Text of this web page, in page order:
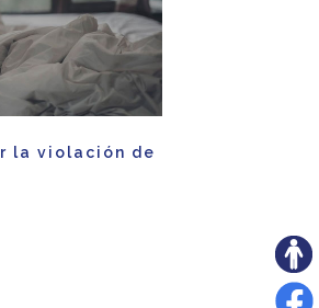
la violación de